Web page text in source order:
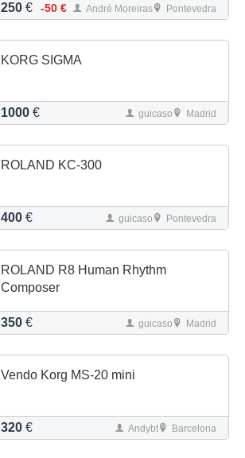
250 € -50 € André Moreiras Pontevedra
KORG SIGMA
1000 € guicaso Madrid
ROLAND KC-300
400 € guicaso Pontevedra
ROLAND R8 Human Rhythm
Composer
350 € guicaso Madrid
Vendo Korg MS-20 mini
320 € Andybt Barcelona